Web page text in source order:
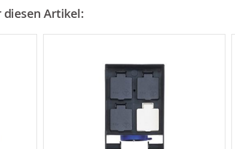
diesen Artikel: